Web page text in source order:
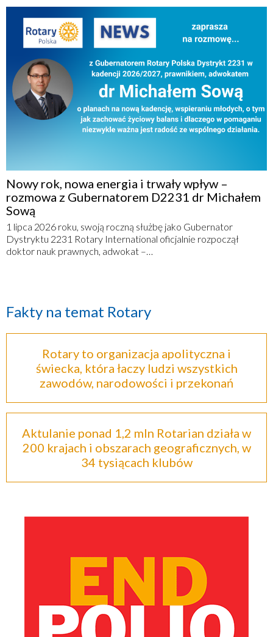
Nowy rok, nowa energia i trwały wpływ –
rozmowa z Gubernatorem D2231 dr Michałem
Sową
1 lipca 2026 roku, swoją roczną służbę jako Gubernator
Dystryktu 2231 Rotary International oficjalnie rozpoczął
doktor nauk prawnych, adwokat –…
Fakty na temat Rotary
Rotary to organizacja apolityczna i
świecka, która łaczy ludzi wszystkich
zawodów, narodowości i przekonań
Aktulanie ponad 1,2 mln Rotarian działa w
200 krajach i obszarach geograficznych, w
34 tysiącach klubów